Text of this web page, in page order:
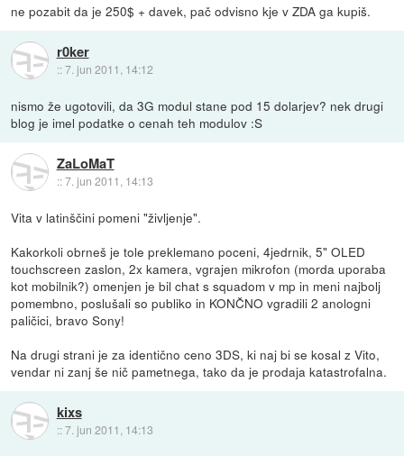
ne pozabit da je 250$ + davek, pač odvisno kje v ZDA ga kupiš.
r0ker
::7. jun 2011, 14:12
nismo že ugotovili, da 3G modul stane pod 15 dolarjev? nek drugi
blog je imel podatke o cenah teh modulov :S
ZaLoMaT
::7. jun 2011, 14:13
Vita v latinščini pomeni "življenje".
Kakorkoli obrneš je tole preklemano poceni, 4jedrnik, 5" OLED
touchscreen zaslon, 2x kamera, vgrajen mikrofon (morda uporaba
kot mobilnik?) omenjen je bil chat s squadom v mp in meni najbolj
pomembno, poslušali so publiko in KONČNO vgradili 2 anologni
paličici, bravo Sony!
Na drugi strani je za identično ceno 3DS, ki naj bi se kosal z Vito,
vendar ni zanj še nič pametnega, tako da je prodaja katastrofalna.
kixs
::7. jun 2011, 14:13